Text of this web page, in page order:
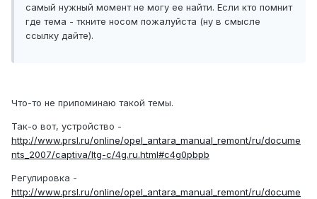
самый нужный момент не могу ее найти. Если кто помнит
где тема - ткните носом пожалуйста (ну в смысле
ссылку дайте).
Что-то не припоминаю такой темы.
Так-о вот, устройство -
http://www.prsl.ru/online/opel_antara_manual_remont/ru/docume
nts_2007/captiva/ltg-c/4g.ru.html#c4g0pbpb
Регулировка -
http://www.prsl.ru/online/opel_antara_manual_remont/ru/docume